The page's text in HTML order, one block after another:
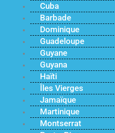
Cuba
Barbade
Dominique
Guadeloupe
Guyane
Guyana
Haïti
Îles Vierges
Jamaïque
Martinique
Montserrat